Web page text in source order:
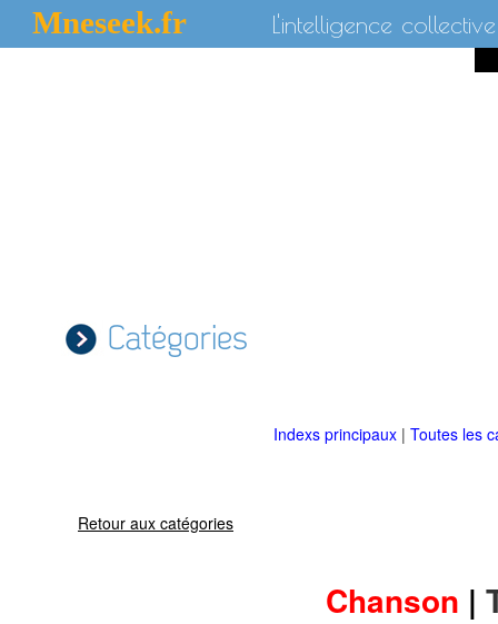
Mneseek.fr L'intelligence collective
Catégories
Indexs principaux | Toutes les
Retour aux catégories
Chanson |